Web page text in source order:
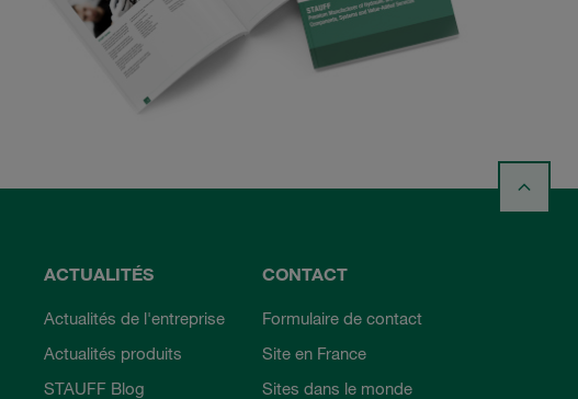
ACTUALITÉS
Actualités de l'entreprise
Actualités produits
STAUFF Blog
CONTACT
Formulaire de contact
Site en France
Sites dans le monde